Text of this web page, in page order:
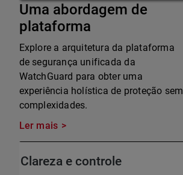
Uma abordagem de
plataforma
Explore a arquitetura da plataforma
de segurança unificada da
WatchGuard para obter uma
experiência holística de proteção sem
complexidades.
Ler mais
Clareza e controle